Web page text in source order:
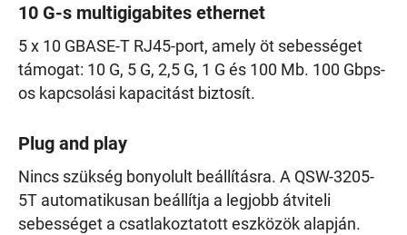
10 G-s multigigabites ethernet
5 x 10 GBASE-T RJ45-port, amely öt sebességet
támogat: 10 G, 5 G, 2,5 G, 1 G és 100 Mb. 100 Gbps-
os kapcsolási kapacitást biztosít.
Plug and play
Nincs szükség bonyolult beállításra. A QSW-3205-
5T automatikusan beállítja a legjobb átviteli
sebességet a csatlakoztatott eszközök alapján.